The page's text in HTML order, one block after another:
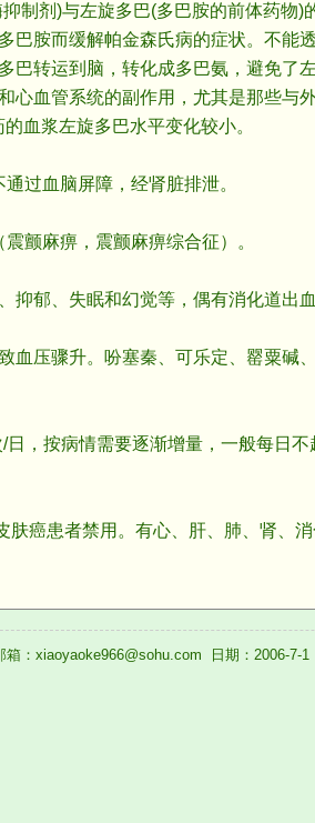
剂)与左旋多巴(多巴胺的前体药物)
巴胺而缓解帕金森氏病的症状。不能
巴转运到脑，转化成多巴氨，避免了
心血管系统的副作用，尤其是那些与
血浆左旋多巴水平变化较小。
过血脑屏障，经肾脏排泄。
颤麻痹，震颤麻痹综合征）。
郁、失眠和幻觉等，偶有消化道出血
压骤升。吩塞秦、可乐定、罂粟碱
按病情需要逐渐增量，一般每日不
癌患者禁用。有心、肝、肺、肾、消
箱：xiaoyaoke966@sohu.com 日期：2006-7-1